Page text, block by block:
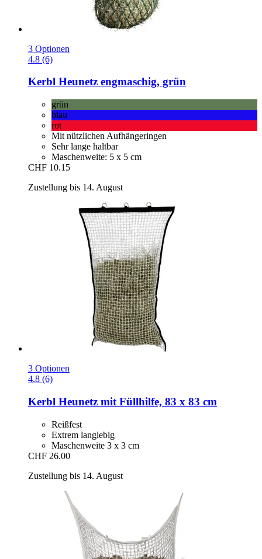
3 Optionen
4.8 (6)
Kerbl Heunetz engmaschig, grün
grün
blau
rot
Mit nützlichen Aufhängeringen
Sehr lange haltbar
Maschenweite: 5 x 5 cm
CHF 10.15
Zustellung bis 14. August
3 Optionen
4.8 (6)
Kerbl Heunetz mit Füllhilfe, 83 x 83 cm
Reißfest
Extrem langlebig
Maschenweite 3 x 3 cm
CHF 26.00
Zustellung bis 14. August